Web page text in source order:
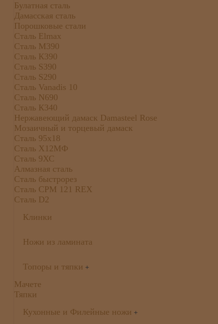
Булатная сталь
Дамасская сталь
Порошковые стали
Сталь Elmax
Сталь М390
Сталь К390
Сталь S390
Сталь S290
Сталь Vanadis 10
Сталь N690
Сталь К340
Нержавеющий дамаск Damasteel Rose
Мозаичный и торцевый дамаск
Сталь 95х18
Сталь Х12МФ
Сталь 9ХС
Алмазная сталь
Сталь быстрорез
Сталь CPM 121 REX
Сталь D2
Клинки
Ножи из ламината
Топоры и тяпки +
Мачете
Тяпки
Кухонные и Филейные ножи +